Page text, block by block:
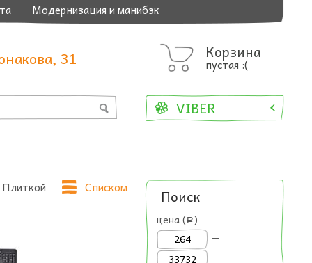
Модернизация и манибэк
Корзина
пустая :(
31
VIBER
Поиск
цена (a)
—
Плиткой Списком